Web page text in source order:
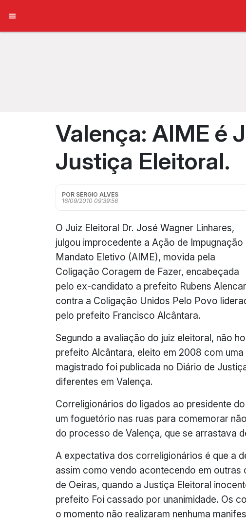
Valença: AIME é
Justiça Eleitoral.
POR SÉRGIO ALVES
16/09/2010 09:39:56
O Juiz Eleitoral Dr. José Wagner Linhares,
julgou improcedente a Ação de Impugnação
Mandato Eletivo (AIME), movida pela
Coligação Coragem de Fazer, encabeçada
pelo ex-candidato a prefeito Rubens Alencar
contra a Coligação Unidos Pelo Povo
pelo prefeito Francisco Alcântara.
Segundo a avaliação do juiz eleitoral, não
prefeito Alcântara, eleito em 2008 com
magistrado foi publicada no Diário de
diferentes em Valença.
Correligionários do ligados ao presidente
um foguetório nas ruas para comemorar
do processo de Valença, que se arrastava
A expectativa dos correligionários é que a
assim como vendo acontecendo em
de Oeiras, quando a Justiça Eleitoral
prefeito Foi cassado por unanimidade. Os
o momento não realizaram nenhuma